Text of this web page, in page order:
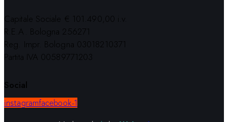
Capitale Sociale € 101.490,00 i.v.
R.E.A. Bologna 256271
Reg. Impr. Bologna 03018210371
Partita IVA 00589771203
Social
instagramfacebook-1